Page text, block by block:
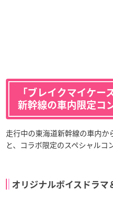
「ブレイクマイケ
新幹線の車内限定コ
走行中の東海道新幹線の車内か
と、コラボ限定のスペシャルコ
オリジナルボイスドラマ